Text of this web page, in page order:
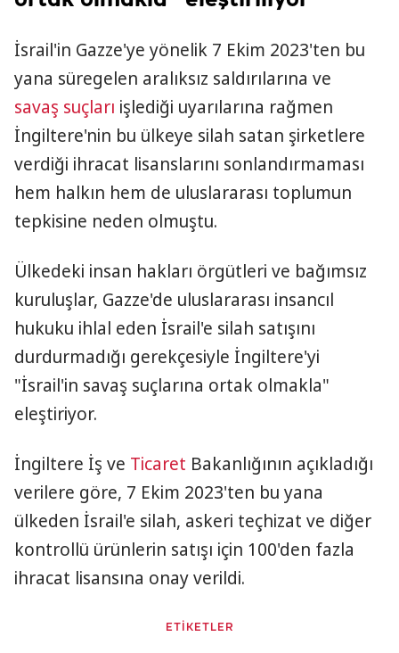
İsrail'in Gazze'ye yönelik 7 Ekim 2023'ten bu
yana süregelen aralıksız saldırılarına ve
savaş suçları işlediği uyarılarına rağmen
İngiltere'nin bu ülkeye silah satan şirketlere
verdiği ihracat lisanslarını sonlandırmaması
hem halkın hem de uluslararası toplumun
tepkisine neden olmuştu.
Ülkedeki insan hakları örgütleri ve bağımsız
kuruluşlar, Gazze'de uluslararası insancıl
hukuku ihlal eden İsrail'e silah satışını
durdurmadığı gerekçesiyle İngiltere'yi
"İsrail'in savaş suçlarına ortak olmakla"
eleştiriyor.
İngiltere İş ve Ticaret Bakanlığının açıkladığı
verilere göre, 7 Ekim 2023'ten bu yana
ülkeden İsrail'e silah, askeri teçhizat ve diğer
kontrollü ürünlerin satışı için 100'den fazla
ihracat lisansına onay verildi.
ETİKETLER